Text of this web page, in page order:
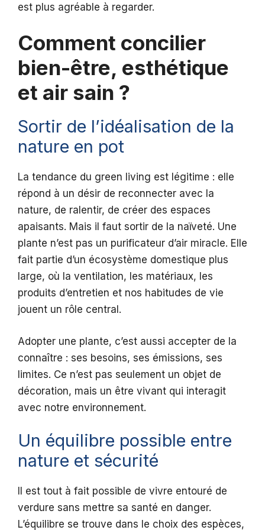
est plus agréable à regarder.
Comment concilier
bien-être, esthétique
et air sain ?
Sortir de l’idéalisation de la
nature en pot
La tendance du green living est légitime : elle
répond à un désir de reconnecter avec la
nature, de ralentir, de créer des espaces
apaisants. Mais il faut sortir de la naïveté. Une
plante n’est pas un purificateur d’air miracle. Elle
fait partie d’un écosystème domestique plus
large, où la ventilation, les matériaux, les
produits d’entretien et nos habitudes de vie
jouent un rôle central.
Adopter une plante, c’est aussi accepter de la
connaître : ses besoins, ses émissions, ses
limites. Ce n’est pas seulement un objet de
décoration, mais un être vivant qui interagit
avec notre environnement.
Un équilibre possible entre
nature et sécurité
Il est tout à fait possible de vivre entouré de
verdure sans mettre sa santé en danger.
L’équilibre se trouve dans le choix des espèces,